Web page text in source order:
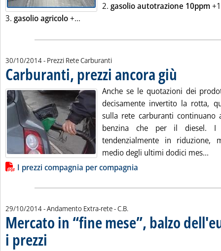
2. gasolio autotrazione 10ppm
3. gasolio agricolo+...
30/10/2014- Prezzi Rete Carburanti
Carburanti, prezzi ancora giù
Anche se le quotazioni dei
decisamente invertito la rotta,
sulla rete carburanti continuano
benzina che per il diesel. I
tendenzialmente in riduzione,
medio degli ultimi dodici mes...
Lista allegati PDF alla notizia
I prezzi compagnia per compagnia
29/10/2014- Andamento Extra-rete -di:
C.B.
Mercato in “fine mese”, balzo
i prezzi